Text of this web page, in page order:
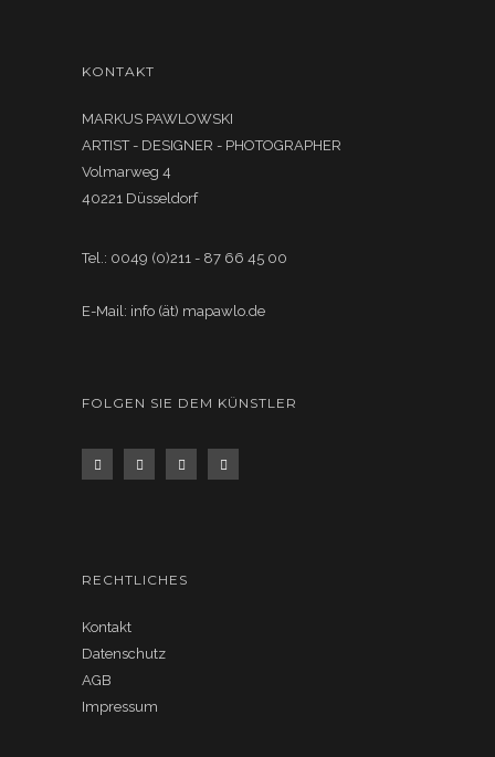
KONTAKT
MARKUS PAWLOWSKI
ARTIST - DESIGNER - PHOTOGRAPHER
Volmarweg 4
40221 Düsseldorf
Tel.: 0049 (0)211 - 87 66 45 00
E-Mail: info (ät) mapawlo.de
FOLGEN SIE DEM KÜNSTLER
RECHTLICHES
Kontakt
Datenschutz
AGB
Impressum